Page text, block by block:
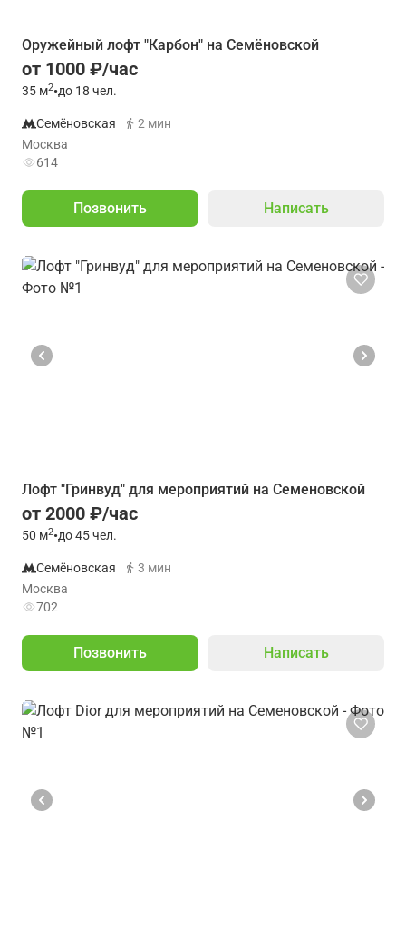
Оружейный лофт "Карбон" на Семёновской
от 1000 ₽/час
35 м2•до 18 чел.
Семёновская
2 мин
Москва
614
Позвонить Написать
Лофт "Гринвуд" для мероприятий на Семеновской
от 2000 ₽/час
50 м2•до 45 чел.
Семёновская
3 мин
Москва
702
Позвонить Написать